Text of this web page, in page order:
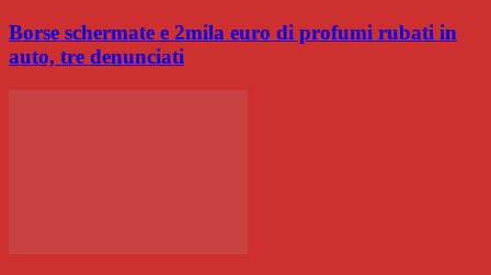
Borse schermate e 2mila euro di profumi rubati in
auto, tre denunciati